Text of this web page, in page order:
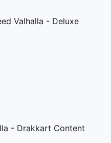
Valhalla - Deluxe
- Drakkart Content